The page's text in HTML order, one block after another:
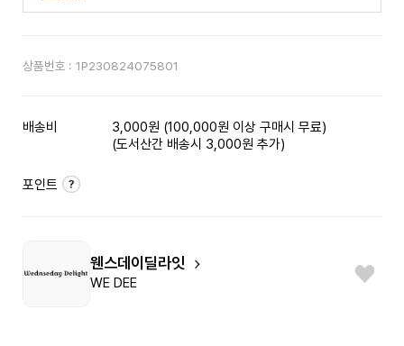
상품번호 : 1P230824075801
배송비
3,000원 (100,000원 이상 구매시 무료)
(도서산간 배송시 3,000원 추가)
포인트
웬스데이딜라잇
WE DEE